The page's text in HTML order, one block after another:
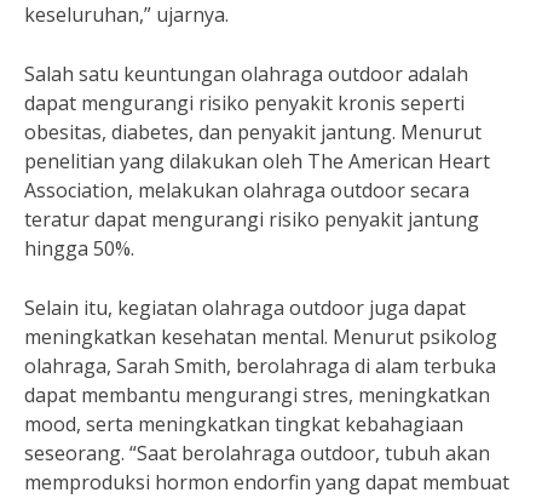
keseluruhan,” ujarnya.
Salah satu keuntungan olahraga outdoor adalah
dapat mengurangi risiko penyakit kronis seperti
obesitas, diabetes, dan penyakit jantung. Menurut
penelitian yang dilakukan oleh The American Heart
Association, melakukan olahraga outdoor secara
teratur dapat mengurangi risiko penyakit jantung
hingga 50%.
Selain itu, kegiatan olahraga outdoor juga dapat
meningkatkan kesehatan mental. Menurut psikolog
olahraga, Sarah Smith, berolahraga di alam terbuka
dapat membantu mengurangi stres, meningkatkan
mood, serta meningkatkan tingkat kebahagiaan
seseorang. “Saat berolahraga outdoor, tubuh akan
memproduksi hormon endorfin yang dapat membuat